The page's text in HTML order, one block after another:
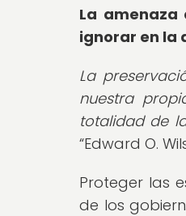
La
ignorar en la
La
nuestra
totalidad de
Edward O.
Proteger las
de los